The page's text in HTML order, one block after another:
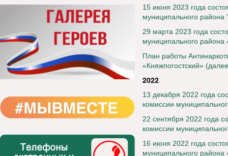
15 июня 2023 года
муниципального района
29 марта 2023 года
муниципального района
План работы
«Княжпогостский»
2022
13 декабря 2022 года
комиссии
22 сентября 2022 года
комиссии
16 июня 2022 года
муниципального района